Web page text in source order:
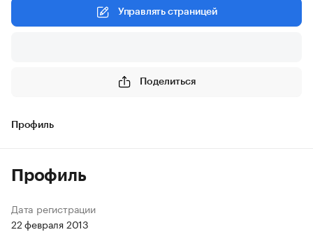
Управлять страницей
Поделиться
Профиль
Профиль
Дата регистрации
22 февраля 2013